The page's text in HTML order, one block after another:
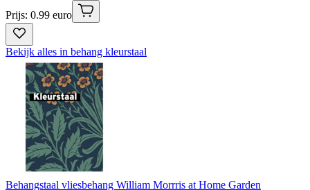
Prijs: 0.99 euro
Bekijk alles in behang kleurstaal
Behangstaal vliesbehang William Morrris at Home Garden